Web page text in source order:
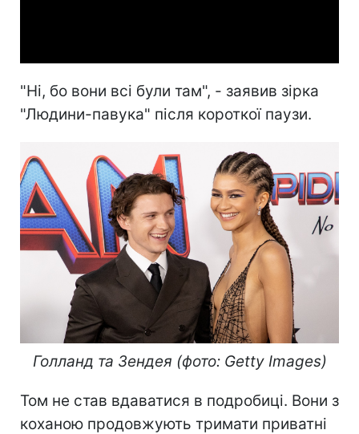
"Ні, бо вони всі були там", - заявив зірка
"Людини-павука" після короткої паузи.
Голланд та Зендея (фото: Getty Images)
Том не став вдаватися в подробиці. Вони з
коханою продовжують тримати приватні